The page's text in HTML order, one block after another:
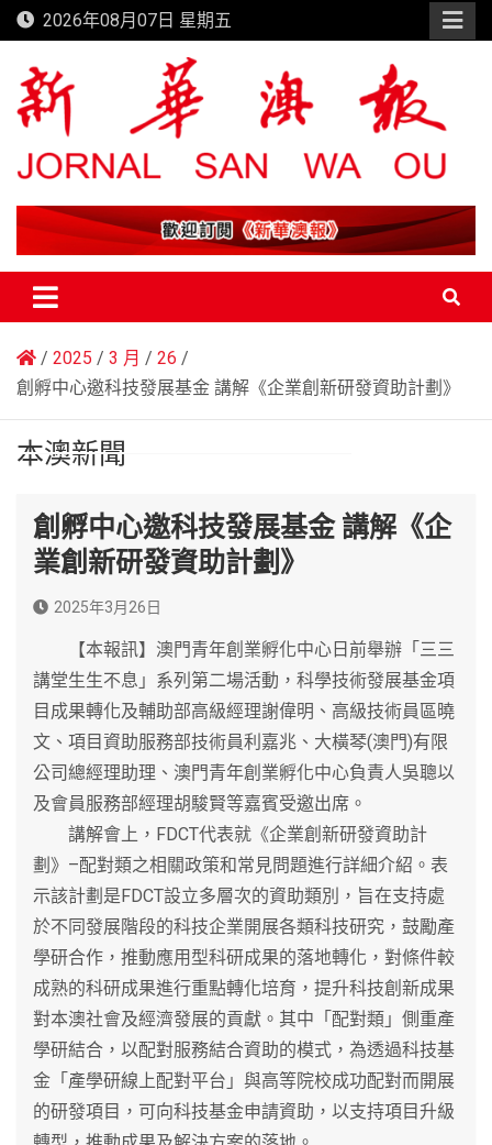
Skip
to
content
2026年08月07日 星期五
新華澳報
2025 3 月
26
創孵中心邀科技發展基金 講解《企業創新研發資助計劃》
本澳新聞
創孵中心邀科技發展基金 講解《企
業創新研發資助計劃》
2025年3月26日
【本報訊】澳門青年創業孵化中心日前舉辦「三三
講堂生生不息」系列第二場活動，科學技術發展基金項
目成果轉化及輔助部高級經理謝偉明、高級技術員區曉
文、項目資助服務部技術員利嘉兆、大橫琴(澳門)有限
公司總經理助理、澳門青年創業孵化中心負責人吳聰以
及會員服務部經理胡駿賢等嘉賓受邀出席。
講解會上，FDCT代表就《企業創新研發資助計
劃》–配對類之相關政策和常見問題進行詳細介紹。表
示該計劃是FDCT設立多層次的資助類別，旨在支持處
於不同發展階段的科技企業開展各類科技研究，鼓勵產
學研合作，推動應用型科研成果的落地轉化，對條件較
成熟的科研成果進行重點轉化培育，提升科技創新成果
對本澳社會及經濟發展的貢獻。其中「配對類」側重產
學研結合，以配對服務結合資助的模式，為透過科技基
金「產學研線上配對平台」與高等院校成功配對而開展
的研發項目，可向科技基金申請資助，以支持項目升級